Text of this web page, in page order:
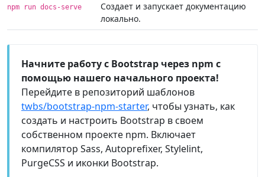
npm run docs-serve
Создает и запускает документацию
локально.
Начните работу с Bootstrap через npm с
помощью нашего начального проекта!
Перейдите в репозиторий шаблонов
twbs/bootstrap-npm-starter, чтобы узнать, как
создать и настроить Bootstrap в своем
собственном проекте npm. Включает
компилятор Sass, Autoprefixer, Stylelint,
PurgeCSS и иконки Bootstrap.